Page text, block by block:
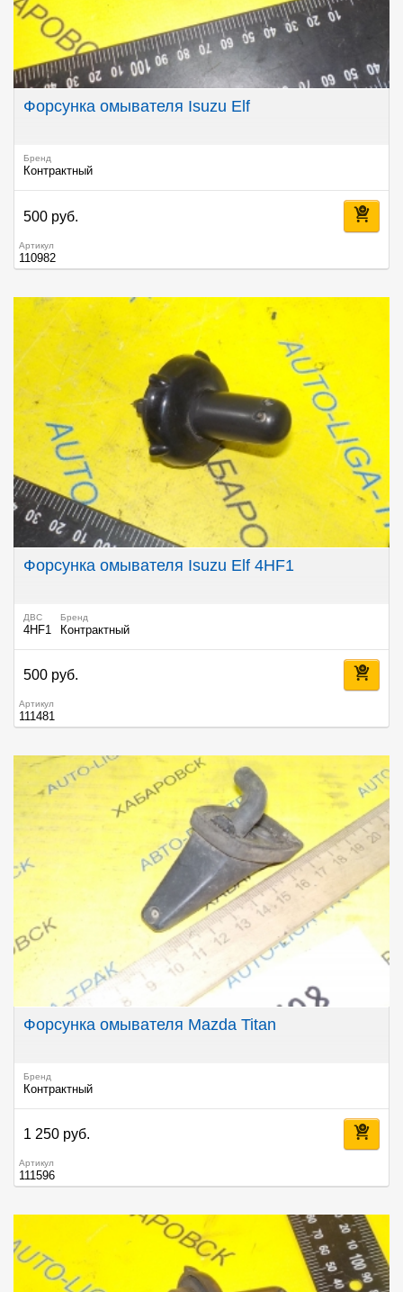
Форсунка омывателя Isuzu Elf
Бренд
Контрактный
500 руб.
Артикул
110982
Форсунка омывателя Isuzu Elf 4HF1
ДВС
4HF1
Бренд
Контрактный
500 руб.
Артикул
111481
Форсунка омывателя Mazda Titan
Бренд
Контрактный
1 250 руб.
Артикул
111596